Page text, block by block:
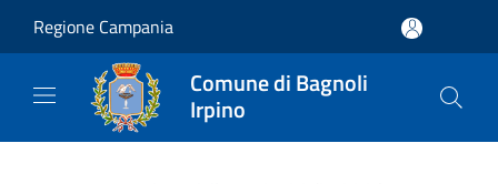
Regione Campania
Comune di Bagnoli
Irpino